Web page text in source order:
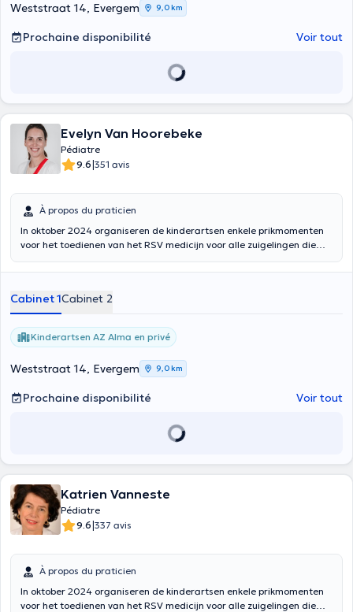
Weststraat 14, Evergem 9,0 km
Prochaine disponibilité Voir tout
Evelyn Van Hoorebeke
Pédiatre
9.6|351 avis
À propos du praticien
In oktober 2024 organiseren de kinderartsen enkele prikmomenten
voor het toedienen van het RSV medicijn voor alle zuigelingen die
hiervoor kunnen gemaakt worden via de agenda "Kinderartsen AZ
Cabinet 1Cabinet 2
Kinderartsen AZ Alma en privé
Weststraat 14, Evergem 9,0 km
Prochaine disponibilité Voir tout
Katrien Vanneste
Pédiatre
9.6|337 avis
À propos du praticien
In oktober 2024 organiseren de kinderartsen enkele prikmomenten
voor het toedienen van het RSV medicijn voor alle zuigelingen die